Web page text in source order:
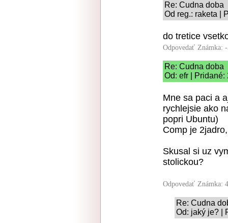
Re: Cudna doba
Od reg.: raketa |
do tretice
Odpovedať Známka:
Re: Cudna doba
Od: efr |
Mne sa paci a
rychlejsie ako
popri Ubuntu)
Comp je
Skusal si uz
stolickou?
Odpovedať Známka:
Re: Cudna
Od: jaký je? |